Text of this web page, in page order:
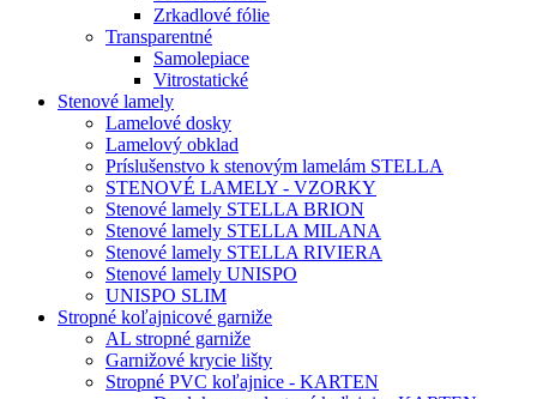
Zrkadlové fólie
Transparentné
Samolepiace
Vitrostatické
Stenové lamely
Lamelové dosky
Lamelový obklad
Príslušenstvo k stenovým lamelám STELLA
STENOVÉ LAMELY - VZORKY
Stenové lamely STELLA BRION
Stenové lamely STELLA MILANA
Stenové lamely STELLA RIVIERA
Stenové lamely UNISPO
UNISPO SLIM
Stropné koľajnicové garniže
AL stropné garniže
Garnižové krycie lišty
Stropné PVC koľajnice - KARTEN